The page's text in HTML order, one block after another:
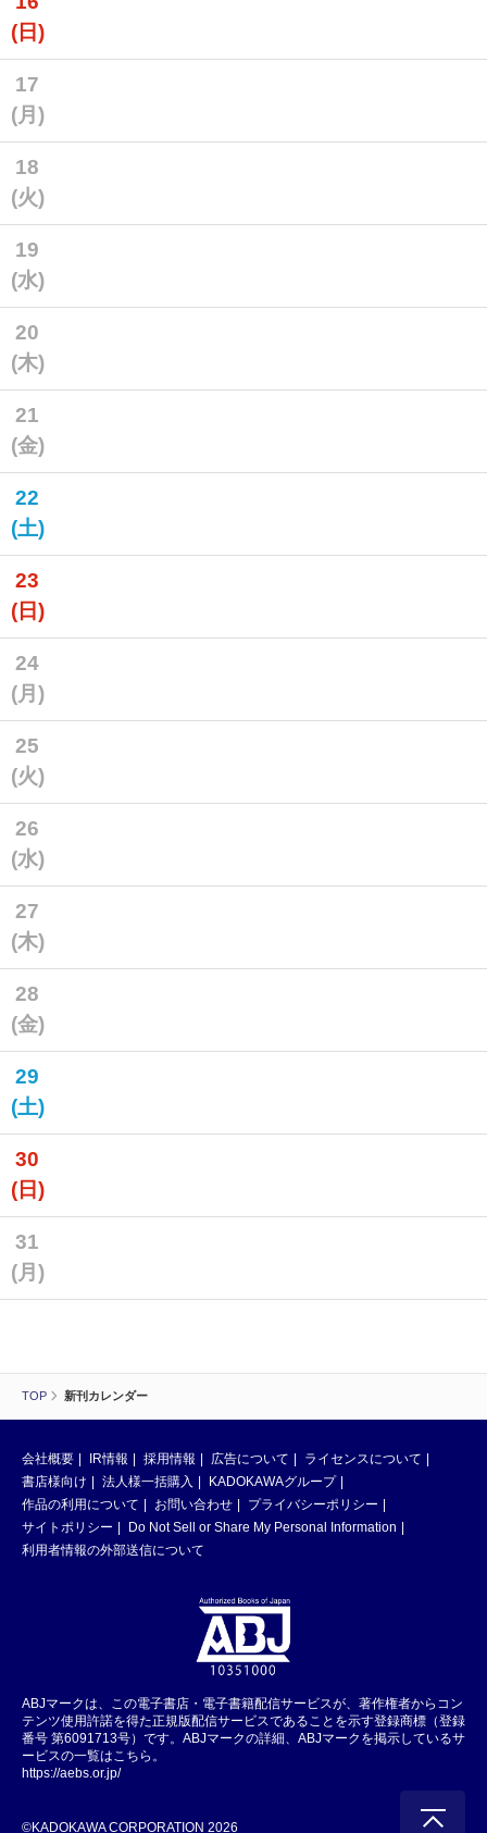
TOP 新刊カレンダー
(日)
17
(月)
18
(火)
19
(水)
20
(木)
21
(金)
22
(土)
23
(日)
24
(月)
25
(火)
26
(水)
27
(木)
28
(金)
29
(土)
30
(日)
31
(月)
会社概要 IR情報 採用情報 広告について
ライセンスについて
書店様向け
法人様一括購入
KADOKAWAグループ
作品の利用について
お問い合わせ
プライバシーポリシー
サイトポリシー
Do Not Sell or Share My Personal Information
利用者情報の外部送信について
ABJマークは、この電子書店・電子書籍配信サービスが、著作権者からコン
テンツ使用許諾を得た正規版配信サービスであることを示す登録商標（登録
番号 第6091713号）です。ABJマークの詳細、ABJマークを掲示しているサ
ービスの一覧はこちら。
https://aebs.or.jp/
©KADOKAWA CORPORATION 2026